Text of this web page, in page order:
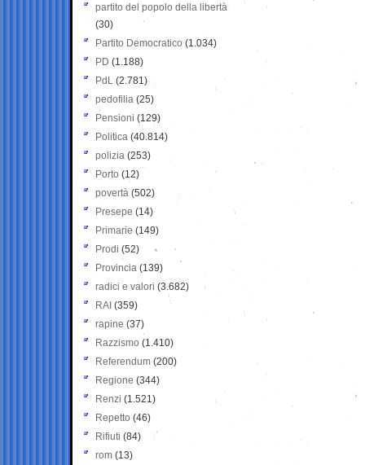
partito del popolo della libertà
(30)
Partito Democratico (1.034)
PD (1.188)
PdL (2.781)
pedofilia (25)
Pensioni (129)
Politica (40.814)
polizia (253)
Porto (12)
povertà (502)
Presepe (14)
Primarie (149)
Prodi (52)
Provincia (139)
radici e valori (3.682)
RAI (359)
rapine (37)
Razzismo (1.410)
Referendum (200)
Regione (344)
Renzi (1.521)
Repetto (46)
Rifiuti (84)
rom (13)